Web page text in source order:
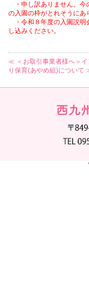
って下さい。
幼稚園の玄関と
予約締切：
【参加に際しての
①会場の都合で１
思います。
②駐車場は三光保
停められる台数